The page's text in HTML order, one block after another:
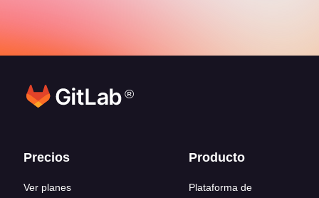
®
Enlaces del pie de página
Precios
Ver planes
Producto
Plataforma de